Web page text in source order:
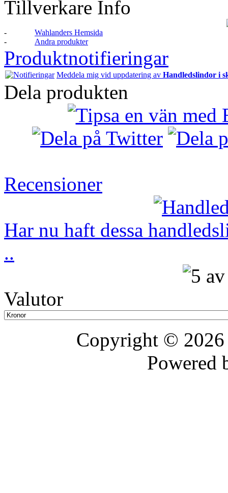
Tillverkare Info
-
Wahlanders Hemsida
-
Andra produkter
Produktnotifieringar
Meddela mig vid uppdatering av Handledslindor i
Dela produkten
Recensioner
Har nu haft dessa
..
Valutor
Copyright ©
Powered